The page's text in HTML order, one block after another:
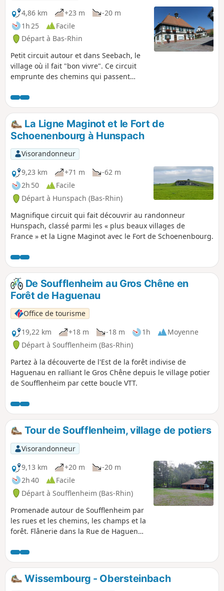
4,86 km
+23 m
-20 m
1h 25
Facile
Départ à Bas-Rhin
Petit circuit autour et dans Seebach, le
village où il fait "bon vivre". Ce circuit
emprunte des chemins qui passent
jardins.
La Ligne Maginot et le Fort de
Schoenenbourg à Hunspach
Visorandonneur
9,23 km
+71 m
-62 m
2h 50
Facile
Départ à Hunspach (Bas-Rhin)
Magnifique circuit qui fait découvrir au randonneur
Hunspach, classé parmi les « plus beaux villages de
France » et la Ligne Maginot avec le Fort de Schoenenbourg.
De Soufflenheim au Gros Chêne en
Forêt de Haguenau
Office de tourisme
19,22 km
+18 m -18 m 1h
Moyenne
Départ à Soufflenheim (Bas-Rhin)
Partez à la découverte de l'Est de la forêt indivise de
Haguenau en ralliant le Gros Chêne depuis le village potier
de Soufflenheim par cette boucle VTT.
Tour de Soufflenheim, village de potiers
Visorandonneur
9,13 km
+20 m
-20 m
2h 40
Facile
Départ à Soufflenheim (Bas-Rhin)
Promenade autour de Soufflenheim par
les rues et les chemins, les champs et la
forêt. Flânerie dans la Rue de Haguenau
Wissembourg - Obersteinbach